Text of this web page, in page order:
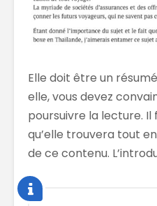
Elle doit être un
elle, vous devez
poursuivre la lecture. Il
qu’elle trouvera tout
de ce contenu.